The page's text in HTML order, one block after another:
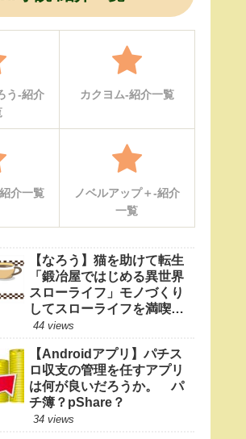
う-紹介
カクヨム-紹介一覧
介一覧
ノベルアップ＋-紹介
一覧
【なろう】猫を助けて転生
「鍛冶屋ではじめる異世界
スローライフ」モノづくり
してスローライフを満喫し
たい
44 views
【Androidアプリ】パチス
ロ収支の管理を任すアプリ
は何が良いだろうか。 パ
チ簿？pShare？
34 views